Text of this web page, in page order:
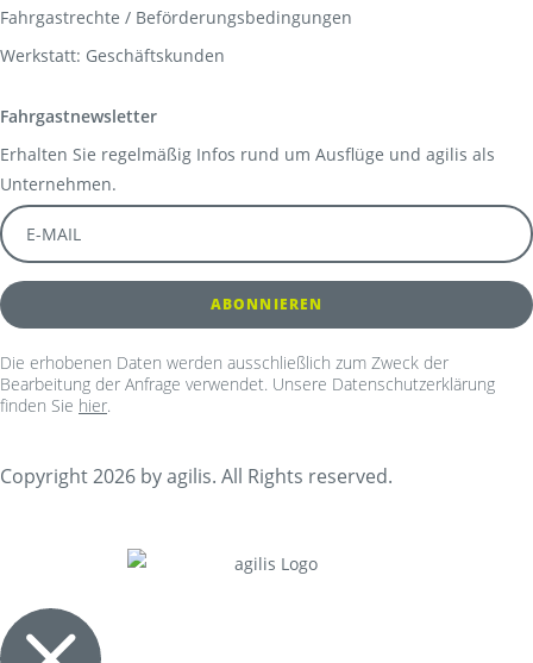
Fahrgastrechte / Beförderungsbedingungen
Werkstatt: Geschäftskunden
Fahrgastnewsletter
Erhalten Sie regelmäßig Infos rund um Ausflüge und agilis als
Unternehmen.
Die erhobenen Daten werden ausschließlich zum Zweck der
Bearbeitung der Anfrage verwendet. Unsere Datenschutzerklärung
finden Sie hier.
Copyright 2026 by agilis. All Rights reserved.